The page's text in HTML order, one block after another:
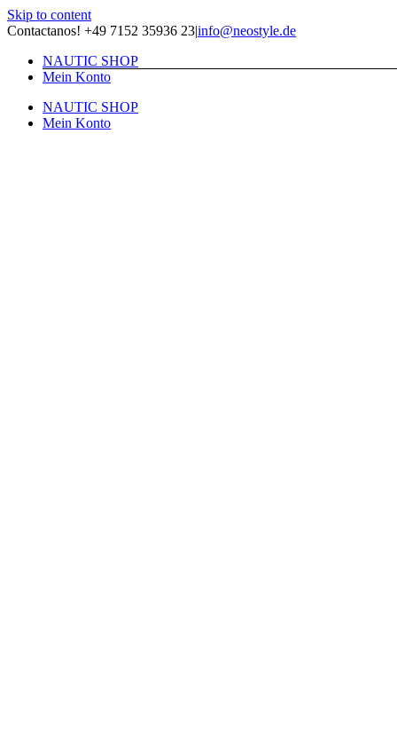
Skip to content
Contactanos! +49 7152 35936 23|info@neostyle.de
NAUTIC SHOP
Mein Konto
NAUTIC SHOP
Mein Konto